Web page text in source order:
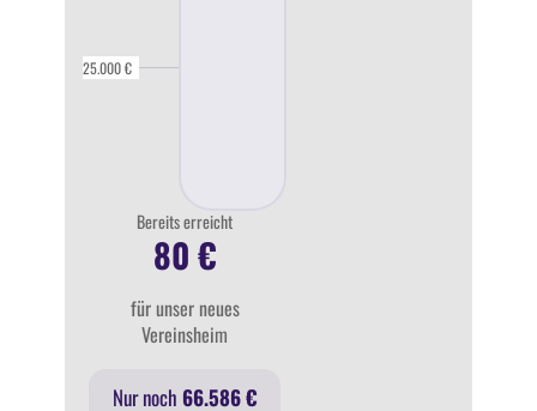
25.000 €
Bereits erreicht
80 €
für unser neues
Vereinsheim
Nur noch 66.586 €